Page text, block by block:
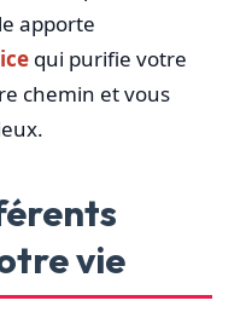
apporte
qui purifie votre
chemin et vous
vie